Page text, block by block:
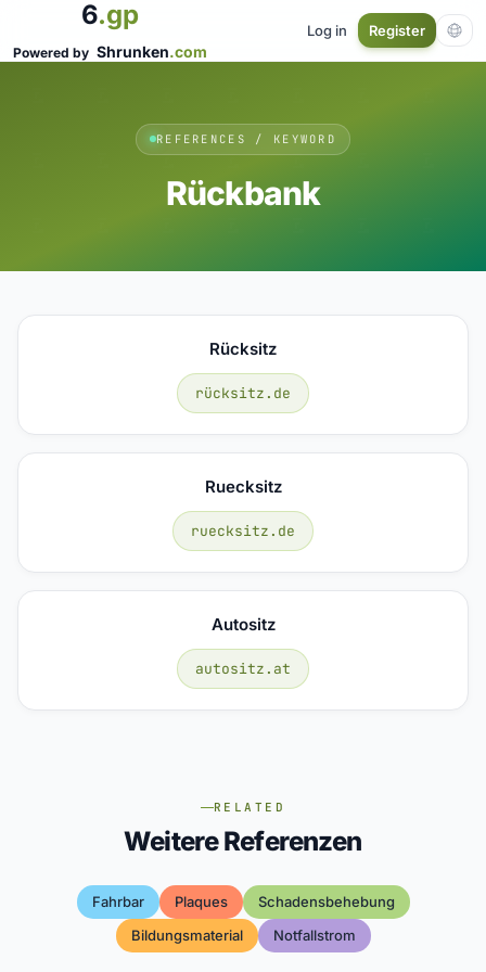
6.gp
Powered by Shrunken.com
Log in Register
REFERENCES / KEYWORD
Rückbank
Rücksitz
rücksitz.de
Ruecksitz
ruecksitz.de
Autositz
autositz.at
RELATED
Weitere Referenzen
Fahrbar Plaques
Schadensbehebung
Bildungsmaterial
Notfallstrom